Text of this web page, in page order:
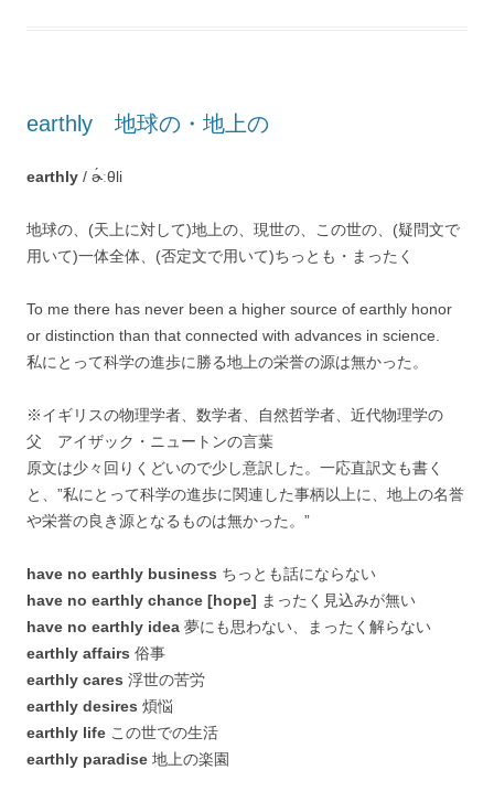
earthly 地球の・地上の
earthly / ɚ́ːθli
地球の、(天上に対して)地上の、現世の、この世の、(疑問文で
用いて)一体全体、(否定文で用いて)ちっとも・まったく
To me there has never been a higher source of earthly honor
or distinction than that connected with advances in science.
私にとって科学の進歩に勝る地上の栄誉の源は無かった。
※イギリスの物理学者、数学者、自然哲学者、近代物理学の
父 アイザック・ニュートンの言葉
原文は少々回りくどいので少し意訳した。一応直訳文も書く
と、”私にとって科学の進歩に関連した事柄以上に、地上の名誉
や栄誉の良き源となるものは無かった。”
have no earthly business ちっとも話にならない
have no earthly chance [hope] まったく見込みが無い
have no earthly idea 夢にも思わない、まったく解らない
earthly affairs 俗事
earthly cares 浮世の苦労
earthly desires 煩悩
earthly life この世での生活
earthly paradise 地上の楽園